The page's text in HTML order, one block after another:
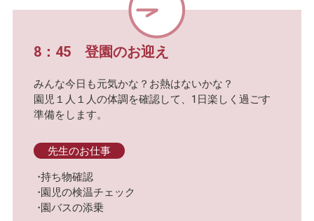
8：45 登園のお迎え
みんな今日も元気かな？お熱はないかな？
園児１人１人の体調を確認して、1日楽しく過ごす
準備をします。
先生のお仕事
持ち物確認
園児の検温チェック
園バスの添乗